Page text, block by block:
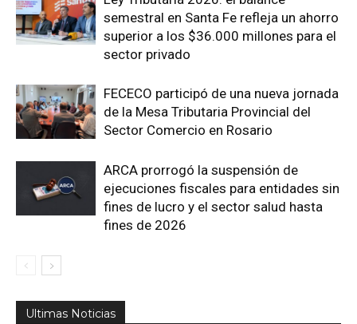
semestral en Santa Fe refleja un ahorro
superior a los $36.000 millones para el
sector privado
FECECO participó de una nueva jornada
de la Mesa Tributaria Provincial del
Sector Comercio en Rosario
ARCA prorrogó la suspensión de
ejecuciones fiscales para entidades sin
fines de lucro y el sector salud hasta
fines de 2026
Ultimas Noticias